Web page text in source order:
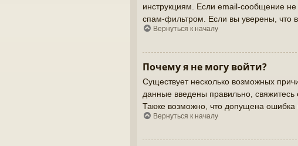
инструкциям. Если email-сообщение
спам-фильтром. Если вы уверены, что
Вернуться к началу
Почему я не могу войти?
Существует несколько возможных
данные введены правильно,
Также возможно, что допущена ошибка
Вернуться к началу